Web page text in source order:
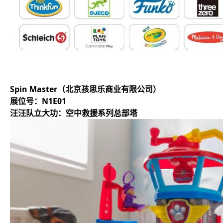
Spin Master（北京孩思乐商业有限公司）
展位号：N1E01
汪汪队立大功：空中救援系列总部塔